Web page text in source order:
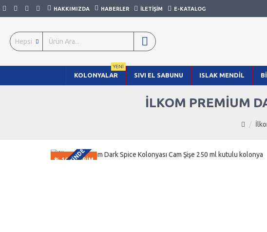
HAKKIMIZDA HABERLER İLETIŞIM E-KATALOG
Hepsi
KOLONYALAR
YENI
SIVI EL SABUNU ISLAK MENDIL
İLKOM PREMIUM
% 10 İNDİRİM
2-3 GÜN IÇINDE